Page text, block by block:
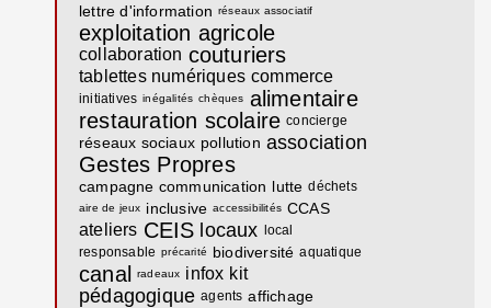
lettre d'information réseaux associatif
exploitation agricole
collaboration couturiers
tablettes numériques commerce
initiatives inégalités chèques alimentaire
restauration scolaire concierge
réseaux sociaux pollution association
Gestes Propres
campagne communication lutte déchets
aire de jeux inclusive accessibilités CCAS
ateliers CEIS locaux local
responsable précarité biodiversité aquatique
canal radeaux infox kit
pédagogique agents affichage